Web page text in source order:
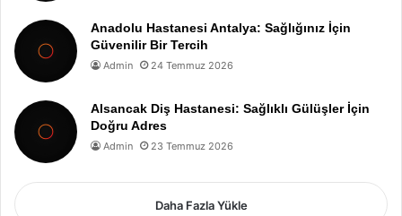
Anadolu Hastanesi Antalya: Sağlığınız İçin
Güvenilir Bir Tercih
Admin 24 Temmuz 2026
Alsancak Diş Hastanesi: Sağlıklı Gülüşler İçin
Doğru Adres
Admin 23 Temmuz 2026
Daha Fazla Yükle